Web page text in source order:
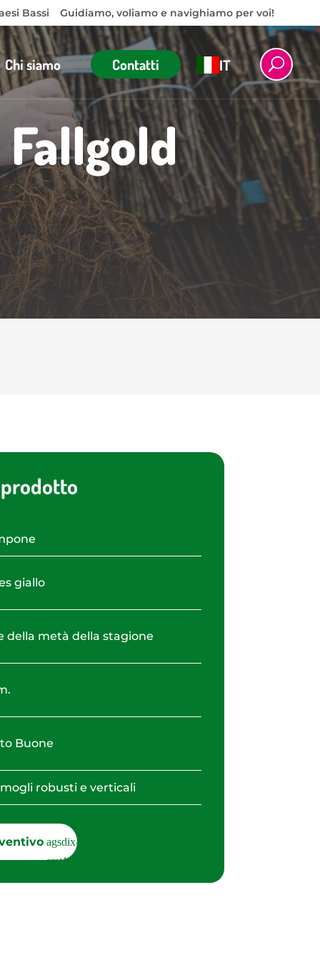
Bassi Guidiamo, voliamo e navighiamo per voi!
Chi siamo Contatti IT
giallo
della metà della stagione
Buone
robusti e verticali